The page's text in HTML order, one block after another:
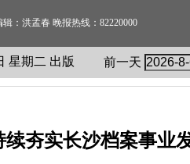
：洪孟春 晚报热线：82220000
星期 二 出版 前一天
续夯实长沙档案事业